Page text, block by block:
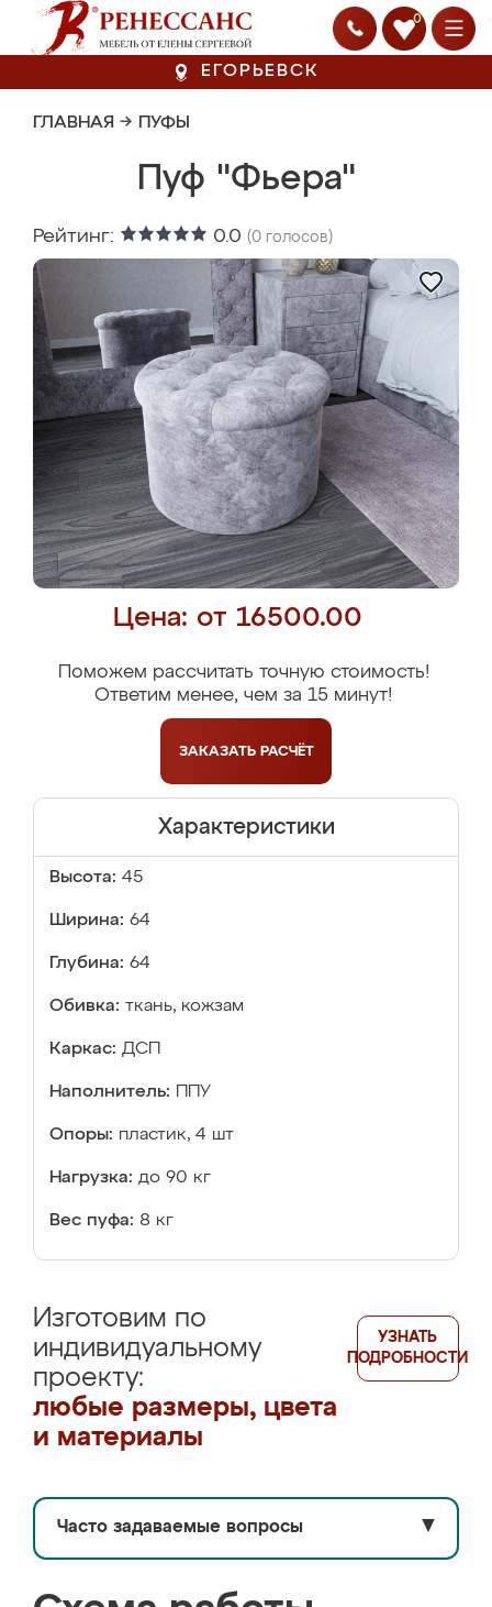
0
ЕГОРЬЕВСК
ГЛАВНАЯ → ПУФЫ
Пуф "Фьера"
Рейтинг: 0.0 (0 голосов)
Цена: от 16500.00
Поможем рассчитать точную стоимость!
Ответим менее, чем за 15 минут!
ЗАКАЗАТЬ РАСЧЁТ
Характеристики
Высота: 45
Ширина: 64
Глубина: 64
Обивка: ткань, кожзам
Каркас: ДСП
Наполнитель: ППУ
Опоры: пластик, 4 шт
Нагрузка: до 90 кг
Вес пуфа: 8 кг
Изготовим по
индивидуальному
проекту:
любые размеры, цвета
и материалы
УЗНАТЬ
ПОДРОБНОСТИ
Часто задаваемые вопросы ▼